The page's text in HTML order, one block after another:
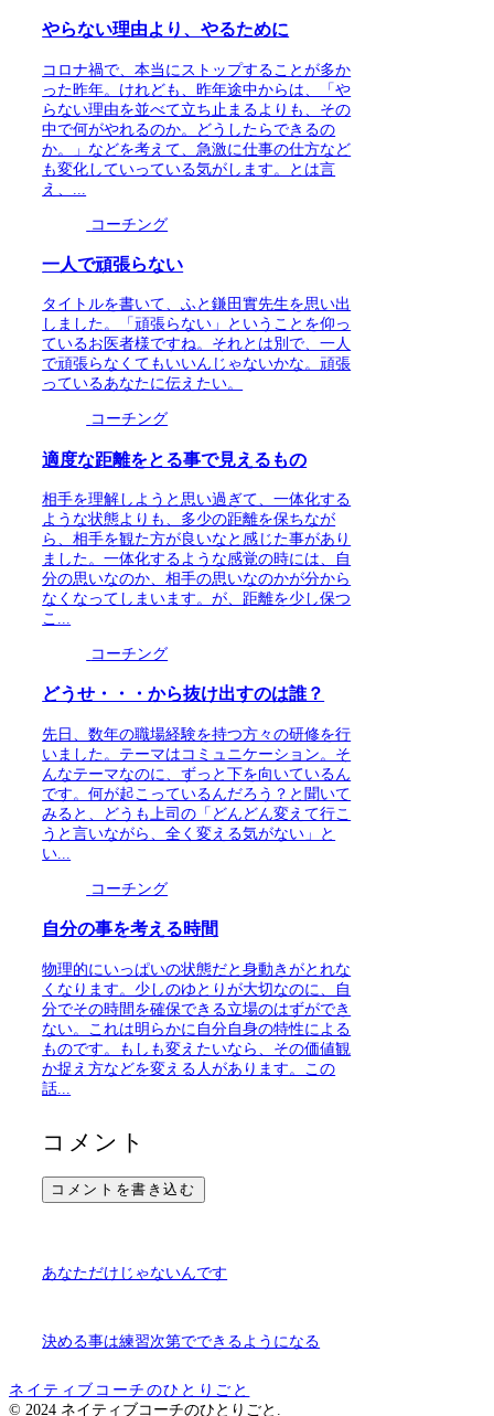
やらない理由より、やるために
コロナ禍で、本当にストップすることが多か
った昨年。けれども、昨年途中からは、「や
らない理由を並べて立ち止まるよりも、その
中で何がやれるのか。どうしたらできるの
か。」などを考えて、急激に仕事の仕方など
も変化していっている気がします。とは言
え、...
コーチング
一人で頑張らない
タイトルを書いて、ふと鎌田實先生を思い出
しました。「頑張らない」ということを仰っ
ているお医者様ですね。それとは別で、一人
で頑張らなくてもいいんじゃないかな。頑張
っているあなたに伝えたい。
コーチング
適度な距離をとる事で見えるもの
相手を理解しようと思い過ぎて、一体化する
ような状態よりも、多少の距離を保ちなが
ら、相手を観た方が良いなと感じた事があり
ました。一体化するような感覚の時には、自
分の思いなのか、相手の思いなのかが分から
なくなってしまいます。が、距離を少し保つ
こ...
コーチング
どうせ・・・から抜け出すのは誰？
先日、数年の職場経験を持つ方々の研修を行
いました。テーマはコミュニケーション。そ
んなテーマなのに、ずっと下を向いているん
です。何が起こっているんだろう？と聞いて
みると、どうも上司の「どんどん変えて行こ
うと言いながら、全く変える気がない」と
い...
コーチング
自分の事を考える時間
物理的にいっぱいの状態だと身動きがとれな
くなります。少しのゆとりが大切なのに、自
分でその時間を確保できる立場のはずができ
ない。これは明らかに自分自身の特性による
ものです。もしも変えたいなら、その価値観
か捉え方などを変える人があります。この
話...
コメント
コメントを書き込む
あなただけじゃないんです
決める事は練習次第でできるようになる
ネイティブコーチのひとりごと
© 2024 ネイティブコーチのひとりごと.